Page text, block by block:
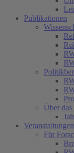
Publikationen
Über
Veranstaltungen
Für